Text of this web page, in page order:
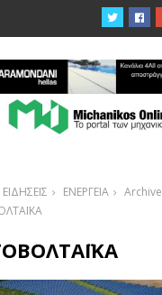
ΕΙΔΗΣΕΙΣ ΕΝΕΡΓΕΙΑ